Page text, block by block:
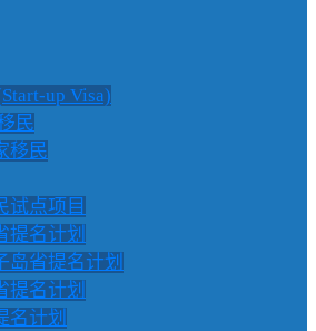
up Visa)
民
移民
试点项目
提名计划
岛省提名计划
提名计划
名计划